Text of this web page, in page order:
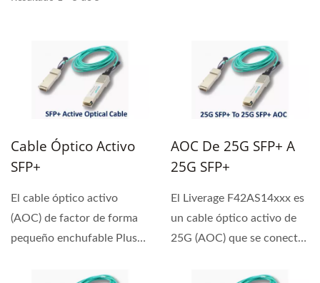
Cable Óptico Activo
SFP+
El cable óptico activo
(AOC) de factor de forma
pequeño enchufable Plus
AOC De 25G SFP+ A
25G SFP+
El Liverage F42AS14xxx es
un cable óptico activo de
25G (AOC) que se conecta